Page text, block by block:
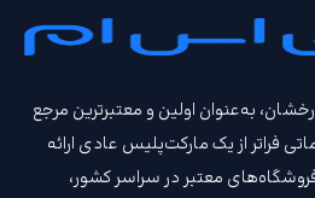
سابقه درخشان، به‌عنوان اولین و معتبرترین مرجع
فراتر از یک مارکت‌پلیس عادی ارائه
معتبر در سراسر کشور،